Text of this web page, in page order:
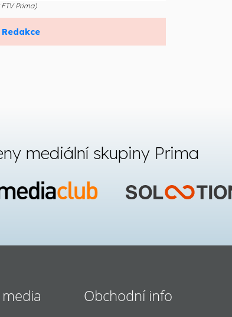
Prima)
Redakce
mediální skupiny Prima
Obchodní info